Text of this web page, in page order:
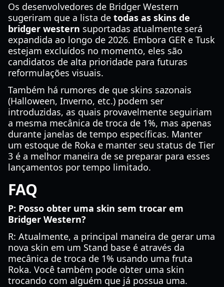
Os desenvolvedores de Bridger Western
sugeriram que a lista de todas as skins de
bridger western suportadas atualmente será
expandida ao longo de 2026. Embora GER e Tusk
estejam excluídos no momento, eles são
candidatos de alta prioridade para futuras
reformulações visuais.
Também há rumores de que skins sazonais
(Halloween, Inverno, etc.) podem ser
introduzidas, as quais provavelmente seguiriam
a mesma mecânica de troca de 1%, mas apenas
durante janelas de tempo específicas. Manter
um estoque de Roka e manter seu status de Tier
3 é a melhor maneira de se preparar para esses
lançamentos por tempo limitado.
FAQ
P: Posso obter uma skin sem trocar em
Bridger Western?
R: Atualmente, a principal maneira de gerar uma
nova skin em um Stand base é através da
mecânica de troca de 1% usando uma fruta
Roka. Você também pode obter uma skin
trocando com alguém que já possua uma.